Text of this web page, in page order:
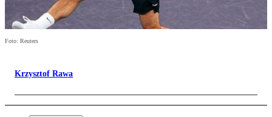
Foto: Reuters
Krzysztof Rawa